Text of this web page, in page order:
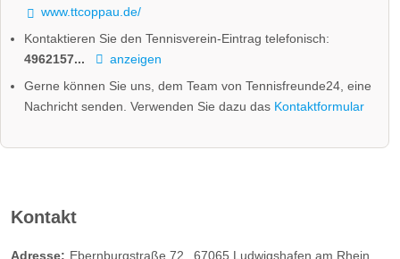
www.ttcoppau.de/
Kontaktieren Sie den Tennisverein-Eintrag telefonisch:
4962157...
anzeigen
Gerne können Sie uns, dem Team von Tennisfreunde24, eine
Nachricht senden. Verwenden Sie dazu das Kontaktformular
Kontakt
Adresse: Ebernburgstraße 72 67065 Ludwigshafen am Rhein